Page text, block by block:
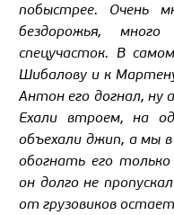
побыстрее. Очень
бездорожья,
спецучасток. В
Шибалову и к
Антон его догнал,
Ехали втроем, на
объехали джип, а мы
обогнать его
он долго не
от грузовиков